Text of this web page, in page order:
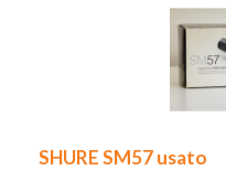
SHURE SM57 usato